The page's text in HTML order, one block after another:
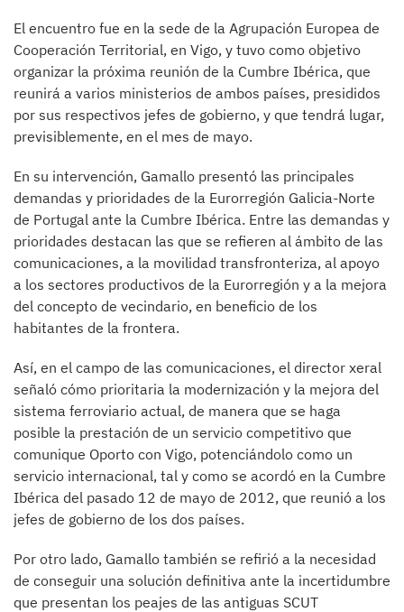
El encuentro fue en la sede de la Agrupación Europea de
Cooperación Territorial, en Vigo, y tuvo como objetivo
organizar la próxima reunión de la Cumbre Ibérica, que
reunirá a varios ministerios de ambos países, presididos
por sus respectivos jefes de gobierno, y que tendrá lugar,
previsiblemente, en el mes de mayo.
En su intervención, Gamallo presentó las principales
demandas y prioridades de la Eurorregión Galicia-Norte
de Portugal ante la Cumbre Ibérica. Entre las demandas y
prioridades destacan las que se refieren al ámbito de las
comunicaciones, a la movilidad transfronteriza, al apoyo
a los sectores productivos de la Eurorregión y a la mejora
del concepto de vecindario, en beneficio de los
habitantes de la frontera.
Así, en el campo de las comunicaciones, el director xeral
señaló cómo prioritaria la modernización y la mejora del
sistema ferroviario actual, de manera que se haga
posible la prestación de un servicio competitivo que
comunique Oporto con Vigo, potenciándolo como un
servicio internacional, tal y como se acordó en la Cumbre
Ibérica del pasado 12 de mayo de 2012, que reunió a los
jefes de gobierno de los dos países.
Por otro lado, Gamallo también se refirió a la necesidad
de conseguir una solución definitiva ante la incertidumbre
que presentan los peajes de las antiguas SCUT